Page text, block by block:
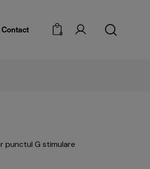
Contact 0
punctul G stimulare